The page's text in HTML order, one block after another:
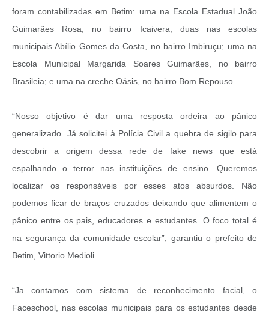
foram contabilizadas em Betim: uma na Escola Estadual João
Guimarães Rosa, no bairro Icaivera; duas nas escolas
municipais Abílio Gomes da Costa, no bairro Imbiruçu; uma na
Escola Municipal Margarida Soares Guimarães, no bairro
Brasileia; e uma na creche Oásis, no bairro Bom Repouso.
“Nosso objetivo é dar uma resposta ordeira ao pânico
generalizado. Já solicitei à Polícia Civil a quebra de sigilo para
descobrir a origem dessa rede de fake news que está
espalhando o terror nas instituições de ensino. Queremos
localizar os responsáveis por esses atos absurdos. Não
podemos ficar de braços cruzados deixando que alimentem o
pânico entre os pais, educadores e estudantes. O foco total é
na segurança da comunidade escolar”, garantiu o prefeito de
Betim, Vittorio Medioli.
“Ja contamos com sistema de reconhecimento facial, o
Faceschool, nas escolas municipais para os estudantes desde